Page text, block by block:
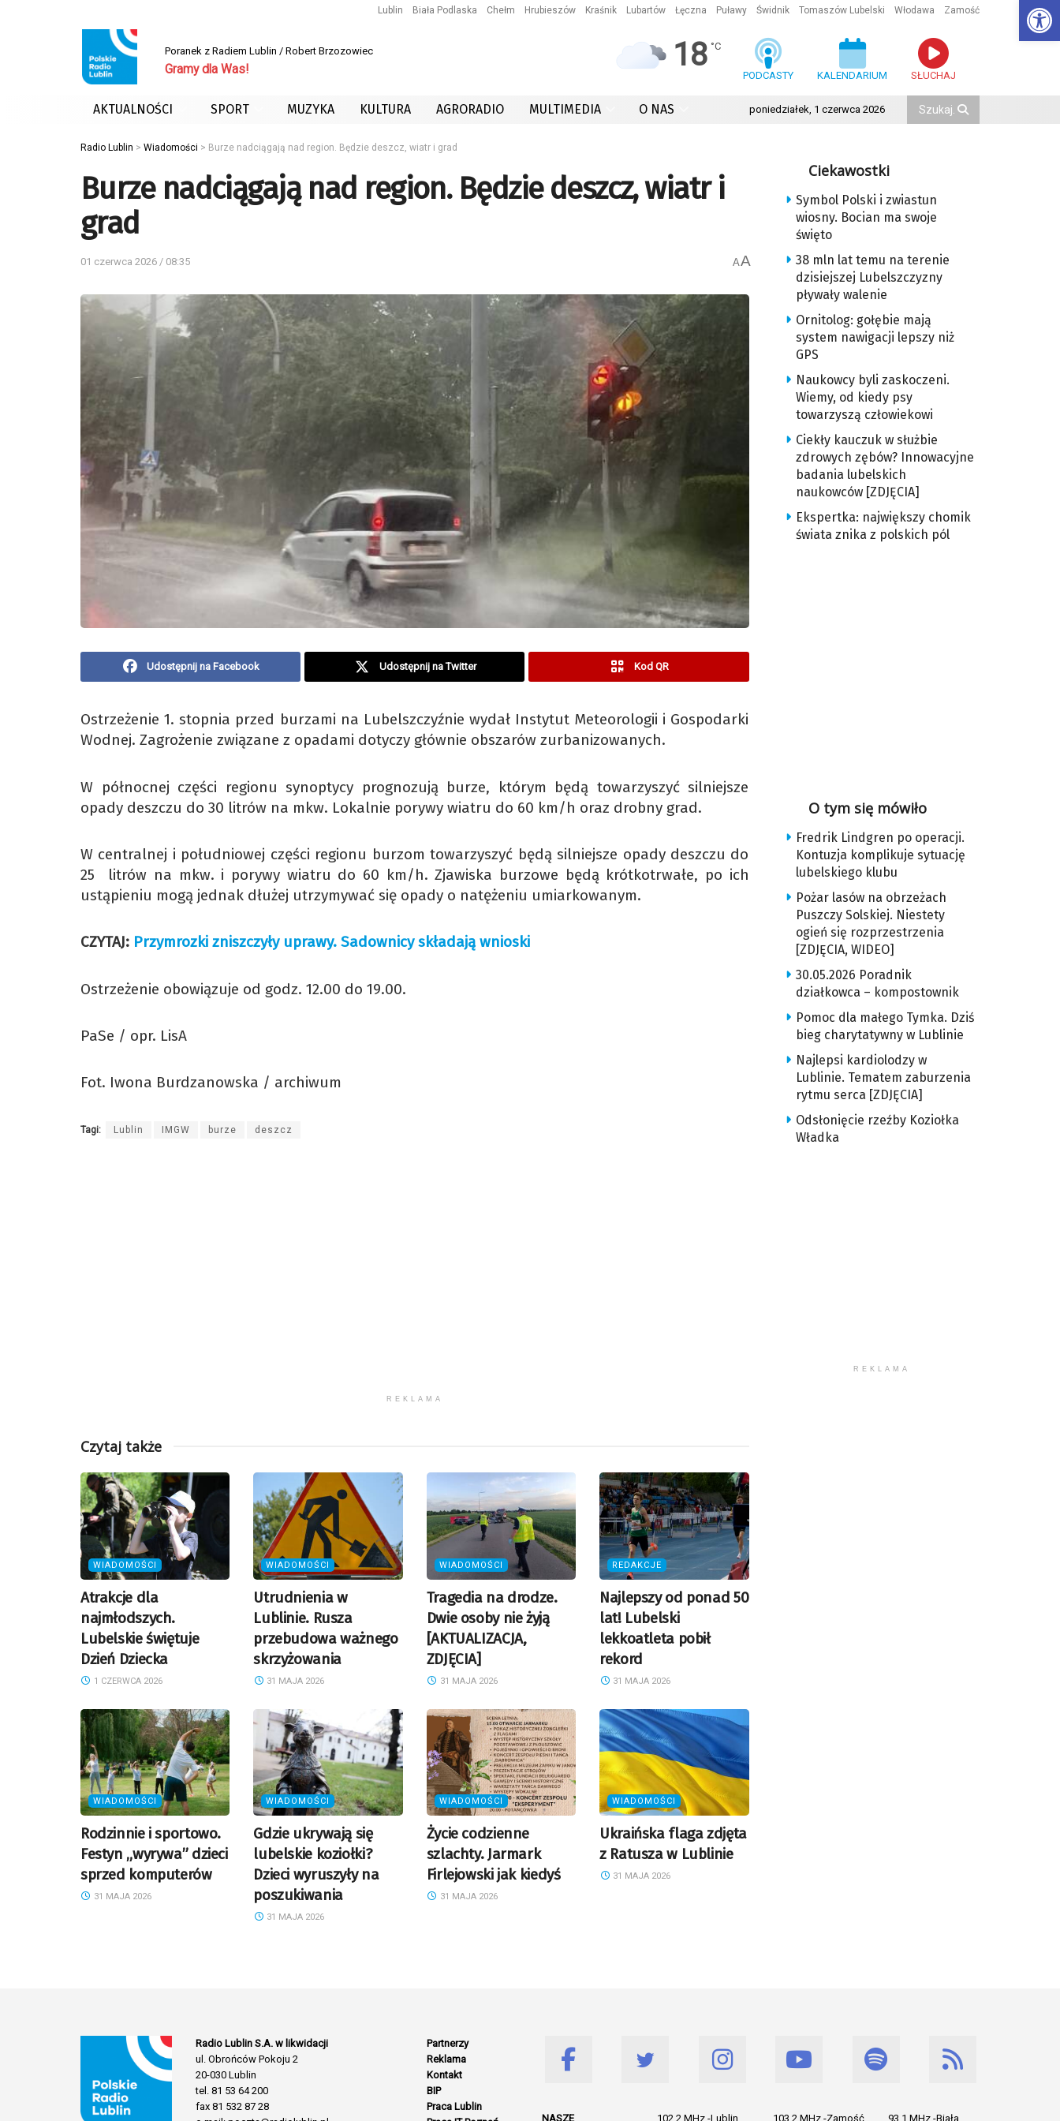
Lublin Biała Podlaska Chełm Hrubieszów Kraśnik Lubartów Łęczna Puławy Świdnik Tomaszów Lubelski Włodawa Zamość
Poranek z Radiem Lublin / Robert Brzozowiec
Gramy dla Was! 18 °C
PODCASTY KALENDARIUM SŁUCHAJ
AKTUALNOŚCI SPORT MUZYKA KULTURA AGRORADIO MULTIMEDIA O NAS poniedziałek, 1 czerwca 2026
Radio Lublin > Wiadomości > Burze nadciągają nad region. Będzie deszcz, wiatr i grad
Burze nadciągają nad region. Będzie deszcz, wiatr i
grad
01 czerwca 2026 / 08:35 AA
Udostępnij na Facebook Udostępnij na Twitter Kod QR
Ostrzeżenie 1. stopnia przed burzami na Lubelszczyźnie wydał Instytut Meteorologii i Gospodarki
Wodnej. Zagrożenie związane z opadami dotyczy głównie obszarów zurbanizowanych.
W północnej części regionu synoptycy prognozują burze, którym będą towarzyszyć silniejsze
opady deszczu do 30 litrów na mkw. Lokalnie porywy wiatru do 60 km/h oraz drobny grad.
W centralnej i południowej części regionu burzom towarzyszyć będą silniejsze opady deszczu do
25 litrów na mkw. i porywy wiatru do 60 km/h. Zjawiska burzowe będą krótkotrwałe, po ich
ustąpieniu mogą jednak dłużej utrzymywać się opady o natężeniu umiarkowanym.
CZYTAJ: Przymrozki zniszczyły uprawy. Sadownicy składają wnioski
Ostrzeżenie obowiązuje od godz. 12.00 do 19.00.
PaSe / opr. LisA
Fot. Iwona Burdzanowska / archiwum
Tagi: Lublin IMGW burze deszcz
REKLAMA
Czytaj także
WIADOMOŚCI
Atrakcje dla
najmłodszych.
Lubelskie świętuje
Dzień Dziecka
1 CZERWCA 2026
WIADOMOŚCI
Utrudnienia w
Lublinie. Rusza
przebudowa ważnego
skrzyżowania
31 MAJA 2026
WIADOMOŚCI
Tragedia na drodze.
Dwie osoby nie żyją
[AKTUALIZACJA,
ZDJĘCIA]
31 MAJA 2026
REDAKCJE
Najlepszy od ponad 50
lat! Lubelski
lekkoatleta pobił
rekord
31 MAJA 2026
WIADOMOŚCI
Rodzinnie i sportowo.
Festyn „wyrywa” dzieci
sprzed komputerów
31 MAJA 2026
WIADOMOŚCI
Gdzie ukrywają się
lubelskie koziołki?
Dzieci wyruszyły na
poszukiwania
31 MAJA 2026
WIADOMOŚCI
Życie codzienne
szlachty. Jarmark
Firlejowski jak kiedyś
31 MAJA 2026
WIADOMOŚCI
Ukraińska flaga zdjęta
z Ratusza w Lublinie
31 MAJA 2026
Ciekawostki
Symbol Polski i zwiastun
wiosny. Bocian ma swoje
święto
38 mln lat temu na terenie
dzisiejszej Lubelszczyzny
pływały walenie
Ornitolog: gołębie mają
system nawigacji lepszy niż
GPS
Naukowcy byli zaskoczeni.
Wiemy, od kiedy psy
towarzyszą człowiekowi
Ciekły kauczuk w służbie
zdrowych zębów? Innowacyjne
badania lubelskich
naukowców [ZDJĘCIA]
Ekspertka: największy chomik
świata znika z polskich pól
O tym się mówiło
Fredrik Lindgren po operacji.
Kontuzja komplikuje sytuację
lubelskiego klubu
Pożar lasów na obrzeżach
Puszczy Solskiej. Niestety
ogień się rozprzestrzenia
[ZDJĘCIA, WIDEO]
30.05.2026 Poradnik
działkowca – kompostownik
Pomoc dla małego Tymka. Dziś
bieg charytatywny w Lublinie
Najlepsi kardiolodzy w
Lublinie. Tematem zaburzenia
rytmu serca [ZDJĘCIA]
Odsłonięcie rzeźby Koziołka
Władka
REKLAMA
Radio Lublin S.A. w likwidacji
ul. Obrońców Pokoju 2
20-030 Lublin
tel. 81 53 64 200
fax 81 532 87 28
Partnerzy
Reklama
Kontakt
BIP
Praca Lublin
NASZE 102.2 MHz -Lublin 103.2 MHz -Zamość 93.1 MHz -Biała